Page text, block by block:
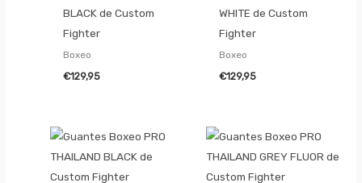
BLACK de Custom
Fighter
Boxeo
€129,95
WHITE de Custom
Fighter
Boxeo
€129,95